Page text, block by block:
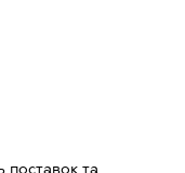
поставок та